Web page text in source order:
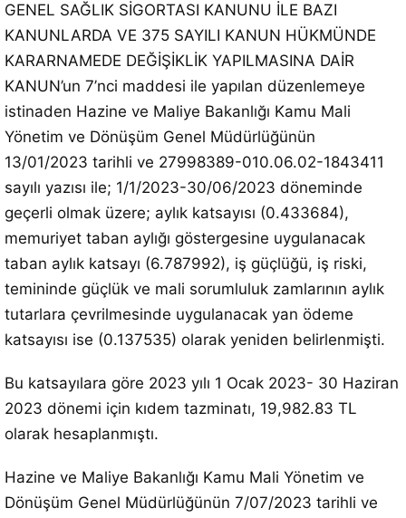
GENEL SAĞLIK SİGORTASI KANUNU İLE BAZI
KANUNLARDA VE 375 SAYILI KANUN HÜKMÜNDE
KARARNAMEDE DEĞİŞİKLİK YAPILMASINA DAİR
KANUN’un 7’nci maddesi ile yapılan düzenlemeye
istinaden Hazine ve Maliye Bakanlığı Kamu Mali
Yönetim ve Dönüşüm Genel Müdürlüğünün
13/01/2023 tarihli ve 27998389-010.06.02-1843411
sayılı yazısı ile; 1/1/2023-30/06/2023 döneminde
geçerli olmak üzere; aylık katsayısı (0.433684),
memuriyet taban aylığı göstergesine uygulanacak
taban aylık katsayı (6.787992), iş güçlüğü, iş riski,
temininde güçlük ve mali sorumluluk zamlarının aylık
tutarlara çevrilmesinde uygulanacak yan ödeme
katsayısı ise (0.137535) olarak yeniden belirlenmişti.
Bu katsayılara göre 2023 yılı 1 Ocak 2023- 30 Haziran
2023 dönemi için kıdem tazminatı, 19,982.83 TL
olarak hesaplanmıştı.
Hazine ve Maliye Bakanlığı Kamu Mali Yönetim ve
Dönüşüm Genel Müdürlüğünün 7/07/2023 tarihli ve